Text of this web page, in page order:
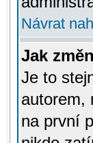
Návrat
Jak
Je to
autorem,
na první